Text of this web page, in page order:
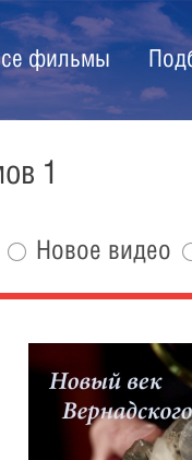
фильмы
1
Новое видео